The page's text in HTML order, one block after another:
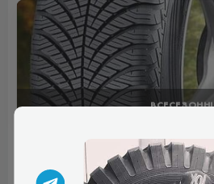
ВСЕСЕЗОННІ
Отзывы (1)